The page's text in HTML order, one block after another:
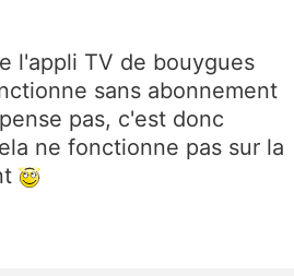
l'appli TV de bouygues
sans abonnement
pas, c'est donc
ne fonctionne pas sur la